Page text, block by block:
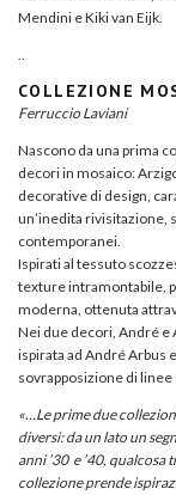
Mendini e Kiki van Eijk.
..
COLLEZIONE
Ferruccio Laviani
Nascono da una prima
decori in mosaico:
decorative di design,
un’inedita rivisitazione,
contemporanei.
Ispirati al tessuto
texture intramontabile,
moderna, ottenuta
Nei due decori, André e
ispirata ad André Arbus
sovrapposizione di
«…Le prime due
diversi: da un lato un
anni ’30 e ’40,
collezione prende